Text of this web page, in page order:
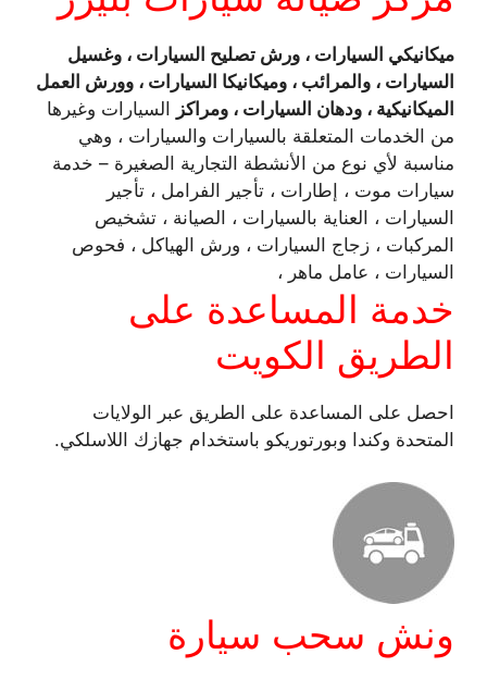
ميكانيكي السيارات ، ورش تصليح السيارات ، وغسيل
السيارات ، والمرائب ، وميكانيكا السيارات ، وورش العمل
الميكانيكية ، ودهان السيارات ، ومراكز
السيارات وغيرها
من الخدمات المتعلقة بالسيارات والسيارات ، وهي
مناسبة لأي نوع من الأنشطة التجارية الصغيرة – خدمة
سيارات موت ، إطارات ، تأجير الفرامل ، تأجير
السيارات ، العناية بالسيارات ، الصيانة ، تشخيص
المركبات ، زجاج السيارات ، ورش الهياكل ، فحوص
السيارات ، عامل ماهر ،
خدمة المساعدة على
الطريق الكويت
احصل على المساعدة على الطريق عبر الولايات
المتحدة وكندا وبورتوريكو باستخدام جهازك اللاسلكي.
ونش سحب سيارة